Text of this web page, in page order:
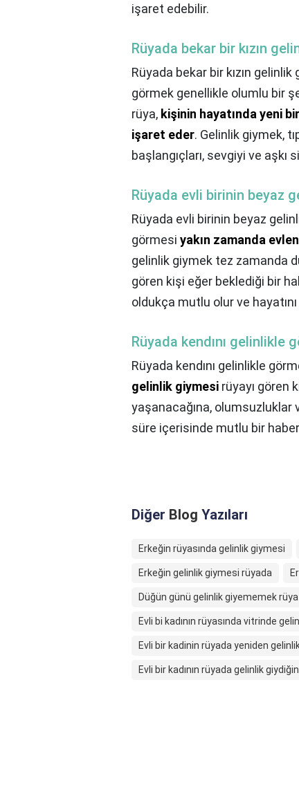
işaret edebilir.
Rüyada bekar bir kızın
Rüyada bekar bir kızın
görmek genellikle olumlu bir
rüya, kişinin hayatında yeni
işaret eder. Gelinlik giymek,
başlangıçları, sevgiyi ve aşkı
Rüyada evli birinin beyaz
Rüyada evli birinin beyaz
görmesi yakın zamanda
gelinlik giymek tez zamanda
gören kişi eğer beklediği bir
oldukça mutlu olur ve
Rüyada kendını gelinlikle
Rüyada kendını gelinlikle
gelinlik giymesi rüyayı gören
yaşanacağına, olumsuzluklar
süre içerisinde mutlu bir
Diğer Blog Yazıları
Erkeğin rüyasında gelinlik giymesi
Erkeğin gelinlik giymesi rüyada
Düğün günü gelinlik giyememek rüya
Evli bi kadının rüyasında vitrinde
Evli bir kadinin rüyada yeniden
Evli bir kadının rüyada gelinlik